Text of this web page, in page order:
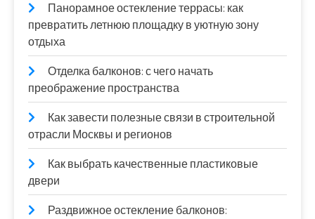
Панорамное остекление террасы: как
превратить летнюю площадку в уютную зону
отдыха
Отделка балконов: с чего начать
преображение пространства
Как завести полезные связи в строительной
отрасли Москвы и регионов
Как выбрать качественные пластиковые
двери
Раздвижное остекление балконов: